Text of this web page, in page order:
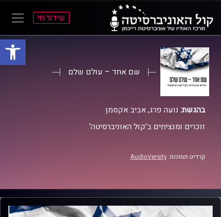
פתח
התפריט
הראשי
התוכן
הראשי
שידור חי
שם אחד – עולם שלם
בהגשת: נועה פרג, אביב אקסמן
זוכרים ומנציחים ב'קול האוניברסיטה'
קרדיט תמונות: AudioVersity